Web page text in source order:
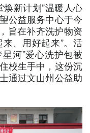
县 麻栗坡县
县 富宁县
节目
新计划”温暖人心
公益服务中心于今
旨在补齐洗护物资
、用好起来”。活
河”爱心洗护包被
校生手中，这份沉
通过文山州公益助